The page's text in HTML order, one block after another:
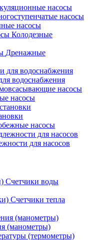
насосы
насосы
насосы
Колодезные
Дренажные
водоснабжения
насосы
насосы
насосы
для насосов
Счетчики воды
Счетчики тепла
(манометры)